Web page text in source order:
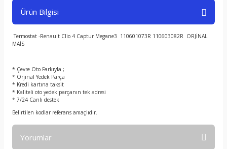
Ürün Bilgisi
Termostat -Renault Clio 4 Captur Megane3 110601073R 110603082R ORJİNAL
MAİS
* Çevre Oto Farkıyla ;
* Orjinal Yedek Parça
* Kredi kartına taksit
* Kaliteli oto yedek parçanın tek adresi
* 7/24 Canlı destek
Belirtilen kodlar referans amaçlıdır.
Yorumlar